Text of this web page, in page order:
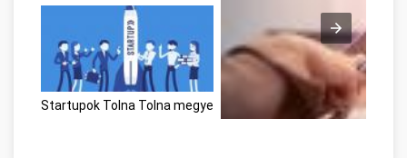
Startupok Tolna Tolna megye